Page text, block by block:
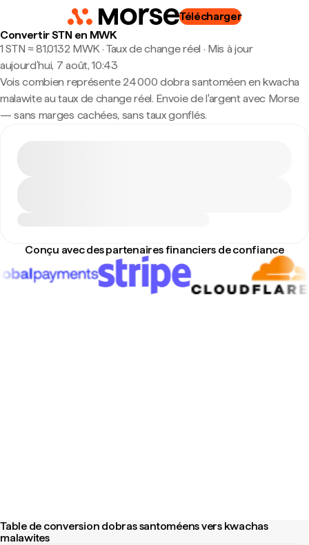
Télécharger
Convertir STN en MWK
1 STN ≈ 81,0132 MWK · Taux de change réel · Mis à jour
aujourd’hui, 7 août, 10:43
Vois combien représente 24 000 dobra santoméen en kwacha
malawite au taux de change réel. Envoie de l'argent avec Morse
— sans marges cachées, sans taux gonflés.
Conçu avec des partenaires financiers de confiance
Table de conversion dobras santoméens vers kwachas
malawites